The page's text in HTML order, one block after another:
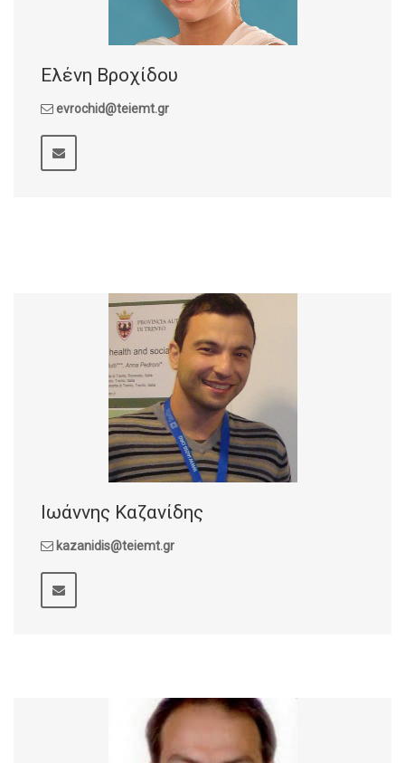
Ελένη Βροχίδου
evrochid@teiemt.gr
Ιωάννης Καζανίδης
kazanidis@teiemt.gr